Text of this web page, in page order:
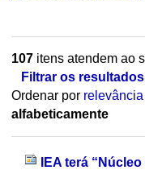
107itens atendem ao
Filtrar os resultados
Ordenar por relevância
alfabeticamente
IEA terá